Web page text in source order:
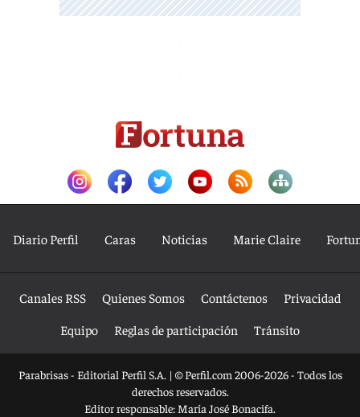
Diario Perfil Caras Noticias Marie Claire
Canales RSS Quienes Somos Contáctenos
Privacidad
Equipo
Reglas de participación Tránsito
Parabrisas - Editorial Perfil S.A. | © Perfil.com 2006-2026 - Todos los
derechos reservados.
Editor responsable: María José Bonacifa.